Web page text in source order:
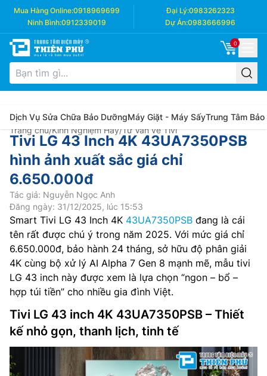
Mua Hàng Online:0918969699 Đại Lý:0983262323
Ninh Bình:0912339019 Dự Án:0983666996
0
Dịch Vụ Sửa Chữa Bảo DưỡngMáy Giặt - Máy SấyTrung Tâm Bảo
Trang chủ/Kinh Nghiệm Hay/Tư Vấn về Tivi
Tivi LG 43 Inch 4K 43UA7350PSB
hình ảnh xuất sắc giá chỉ
6.650.000đ
Tác giả: Nguyễn Ngọc Anh
Đăng ngày: 31/12/2025, lúc 15:53
Smart Tivi LG 43 Inch 4K 43UA7350PSB đang là cái
tên rất được chú ý trong năm 2025. Với mức giá chỉ
6.650.000đ, bảo hành 24 tháng, sở hữu độ phân giải
4K cùng bộ xử lý AI Alpha 7 Gen 8 mạnh mẽ, mẫu tivi
LG 43 inch này được xem là lựa chọn “ngon – bổ –
hợp túi tiền” cho nhiều gia đình Việt.
Tivi LG 43 inch 4K 43UA7350PSB – Thiết
kế nhỏ gọn, thanh lịch, tinh tế